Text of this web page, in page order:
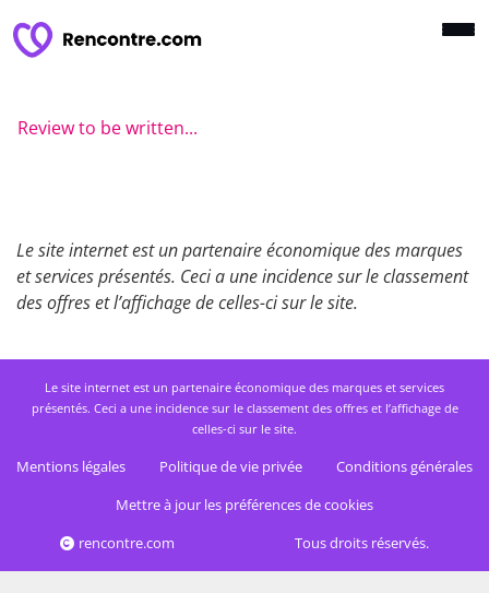
Review to be written...
Le site internet est un partenaire économique des marques
et services présentés. Ceci a une incidence sur le classement
des offres et l’affichage de celles-ci sur le site.
Le site internet est un partenaire économique des marques et services
présentés. Ceci a une incidence sur le classement des offres et l’affichage de
celles-ci sur le site.
Mentions légales Politique de vie privée
Conditions générales
Mettre à jour les préférences de cookies
rencontre.com
Tous droits réservés.